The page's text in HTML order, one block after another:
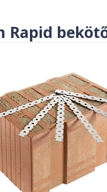
Rapid